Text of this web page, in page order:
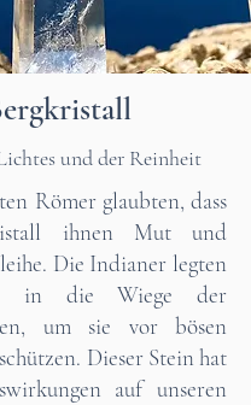
und der Reinheit
Römer glaubten, dass
ihnen Mut und
Die Indianer legten
in die Wiege der
um sie vor bösen
Dieser Stein hat
auf unseren